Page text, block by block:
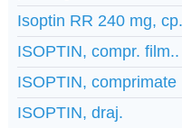
Isoptin RR 240 mg,
ISOPTIN, compr. film..
ISOPTIN, comprimate
ISOPTIN, draj.